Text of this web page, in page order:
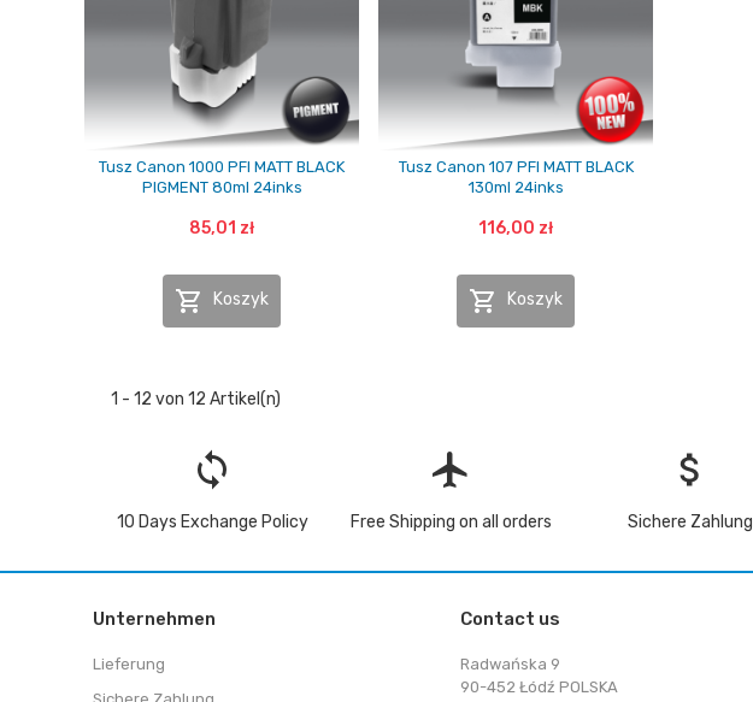
Tusz Canon 1000 PFI MATT BLACK
PIGMENT 80ml 24inks
85,01 zł
 Koszyk
Tusz Canon 107 PFI MATT BLACK
130ml 24inks
116,00 zł
 Koszyk
1 - 12 von 12 Artikel(n)
loop
10 Days Exchange Policy
flight
Free Shipping on all orders
attach_money
Sichere Zahlung
Unternehmen
Lieferung
Contact us
Radwańska 9
90-452 Łódź POLSKA